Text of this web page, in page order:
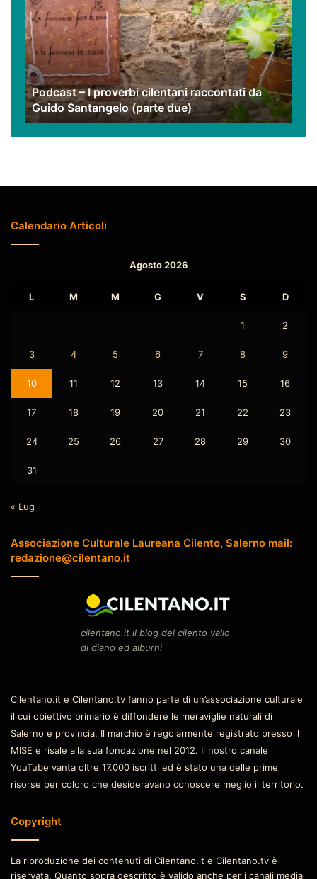
I
proverbi
cilentani
raccontati
da
Guido
Santangelo
(parte
due)
Podcast – I proverbi cilentani raccontati da
Guido Santangelo (parte due)
Calendario Articoli
Agosto 2026
L M M G V S D
1 2
3 4 5 6 7 8 9
10 11 12 13 14 15 16
17 18 19 20 21 22 23
24 25 26 27 28 29 30
31
« Lug
Associazione Culturale Laureana Cilento, Salerno mail:
redazione@cilentano.it
cilentano.it il blog del cilento vallo
di diano ed alburni
Cilentano.it e Cilentano.tv fanno parte di un’associazione culturale
il cui obiettivo primario è diffondere le meraviglie naturali di
Salerno e provincia. Il marchio è regolarmente registrato presso il
MISE e risale alla sua fondazione nel 2012. Il nostro canale
YouTube vanta oltre 17.000 iscritti ed è stato una delle prime
risorse per coloro che desideravano conoscere meglio il territorio.
Copyright
La riproduzione dei contenuti di Cilentano.it e Cilentano.tv è
riservata. Quanto sopra descritto è valido anche per i canali media